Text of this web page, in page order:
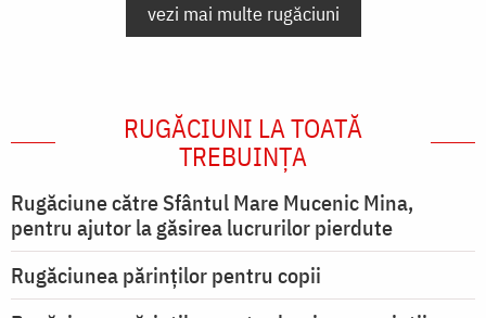
vezi mai multe rugăciuni
RUGĂCIUNI LA TOATĂ
TREBUINȚA
Rugăciune către Sfântul Mare Mucenic Mina,
pentru ajutor la găsirea lucrurilor pierdute
Rugăciunea părinților pentru copii